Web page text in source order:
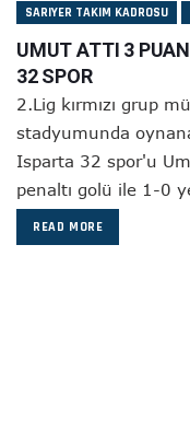
SARIYER TAKIM KADROSU
UMUT ATTI 3
32 SPOR
2.Lig kırmızı grup
stadyumunda
Isparta 32 spor'u
penaltı golü ile 1-0
READ MORE